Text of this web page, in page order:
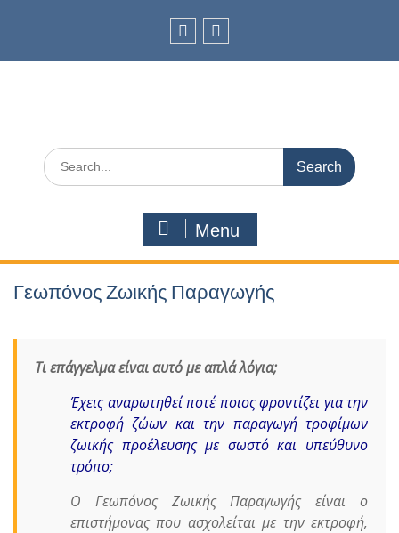
Search
for:
Menu
Γεωπόνος Ζωικής Παραγωγής
Τι επάγγελμα είναι αυτό με απλά λόγια;
Έχεις αναρωτηθεί ποτέ ποιος φροντίζει για την
εκτροφή ζώων και την παραγωγή τροφίμων
ζωικής προέλευσης με σωστό και υπεύθυνο
τρόπο;
Ο Γεωπόνος Ζωικής Παραγωγής είναι ο
επιστήμονας που ασχολείται με την εκτροφή,